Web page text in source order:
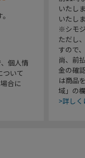
個人情
ついて
合に
いたし
いたし
※シモ
ただし
すので
尚、前
金の確
は商品
域」の
>詳し